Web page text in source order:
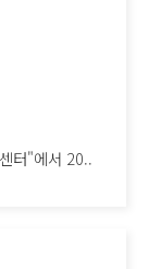
터"에서 20..